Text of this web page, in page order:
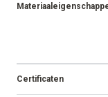
Certificaten